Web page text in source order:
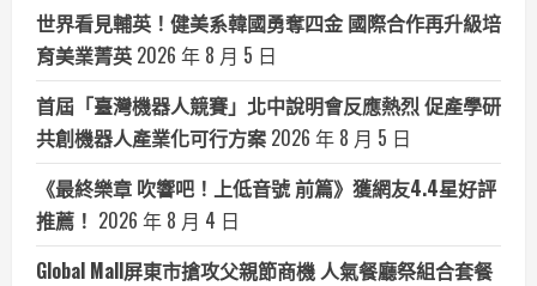
世界看見輔英！健美系韓國勇奪四金 國際合作再升級培
育美業菁英 2026 年 8 月 5 日
首屆「臺灣機器人競賽」北中說明會反應熱烈 促產學研
共創機器人產業化可行方案 2026 年 8 月 5 日
《最終樂章 吹響吧！上低音號 前篇》獲網友4.4星好評
推薦！ 2026 年 8 月 4 日
Global Mall屏東市搶攻父親節商機 人氣餐廳祭組合套餐